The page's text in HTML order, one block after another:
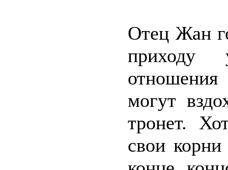
Отец Жан
приходу
могут
тронет.
свои